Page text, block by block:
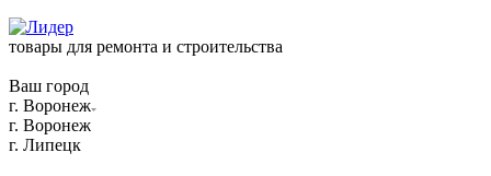
товары для ремонта и строительства
Ваш город
г. Воронеж
г. Воронеж
г. Липецк